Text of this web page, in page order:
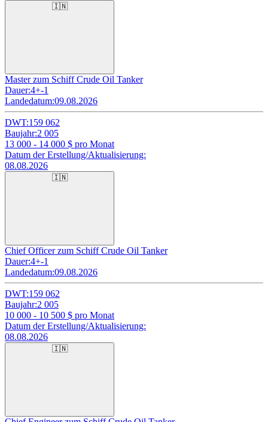
🇮🇳
Master zum Schiff Crude Oil Tanker
Dauer:4+-1
Landedatum:09.08.2026
DWT:159 062
Baujahr:2 005
13 000 - 14 000 $ pro Monat
Datum der Erstellung/Aktualisierung:
08.08.2026
🇮🇳
Chief Officer zum Schiff Crude Oil Tanker
Dauer:4+-1
Landedatum:09.08.2026
DWT:159 062
Baujahr:2 005
10 000 - 10 500 $ pro Monat
Datum der Erstellung/Aktualisierung:
08.08.2026
🇮🇳